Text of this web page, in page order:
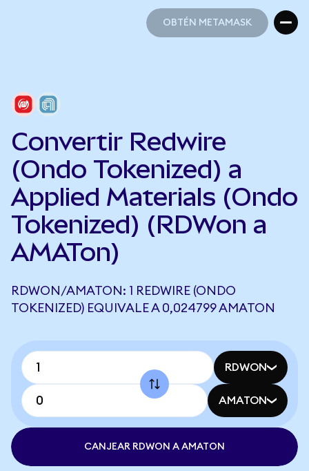
OBTÉN METAMASK
Convertir Redwire
(Ondo Tokenized) a
Applied Materials (Ondo
Tokenized) (RDWon a
AMATon)
RDWON/AMATON: 1 REDWIRE (ONDO
TOKENIZED) EQUIVALE A 0,024799 AMATON
RDWON
AMATON
CANJEAR RDWON A AMATON